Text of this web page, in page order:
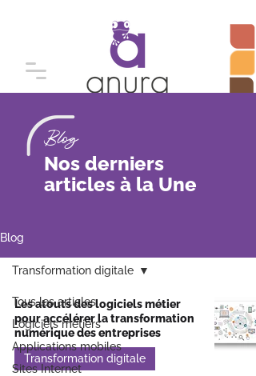
Blog
Nos derniers
articles à la Une
Blog
Tous les articles
Logiciels métiers
Applications mobiles
Sites Internet
Transformation digitale
Les atouts des logiciels métier
pour accélérer la transformation
numérique des entreprises
Transformation digitale